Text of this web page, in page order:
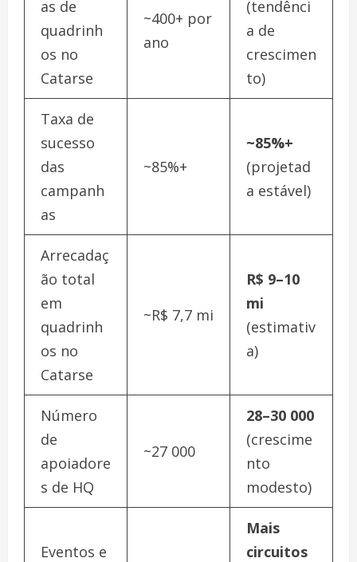
as de
quadrinh
os no
Catarse
~400+ por
ano
(tendênci
a de
crescimen
to)
Taxa de
sucesso
das
campanh
as
~85%+
~85%+
(projetad
a estável)
Arrecadaç
ão total
em
quadrinh
os no
Catarse
~R$ 7,7 mi
R$ 9–10
mi
(estimativ
a)
Número
de
apoiadore
s de HQ
~27 000
28–30 000
(crescime
nto
modesto)
Eventos e
Mais
circuitos